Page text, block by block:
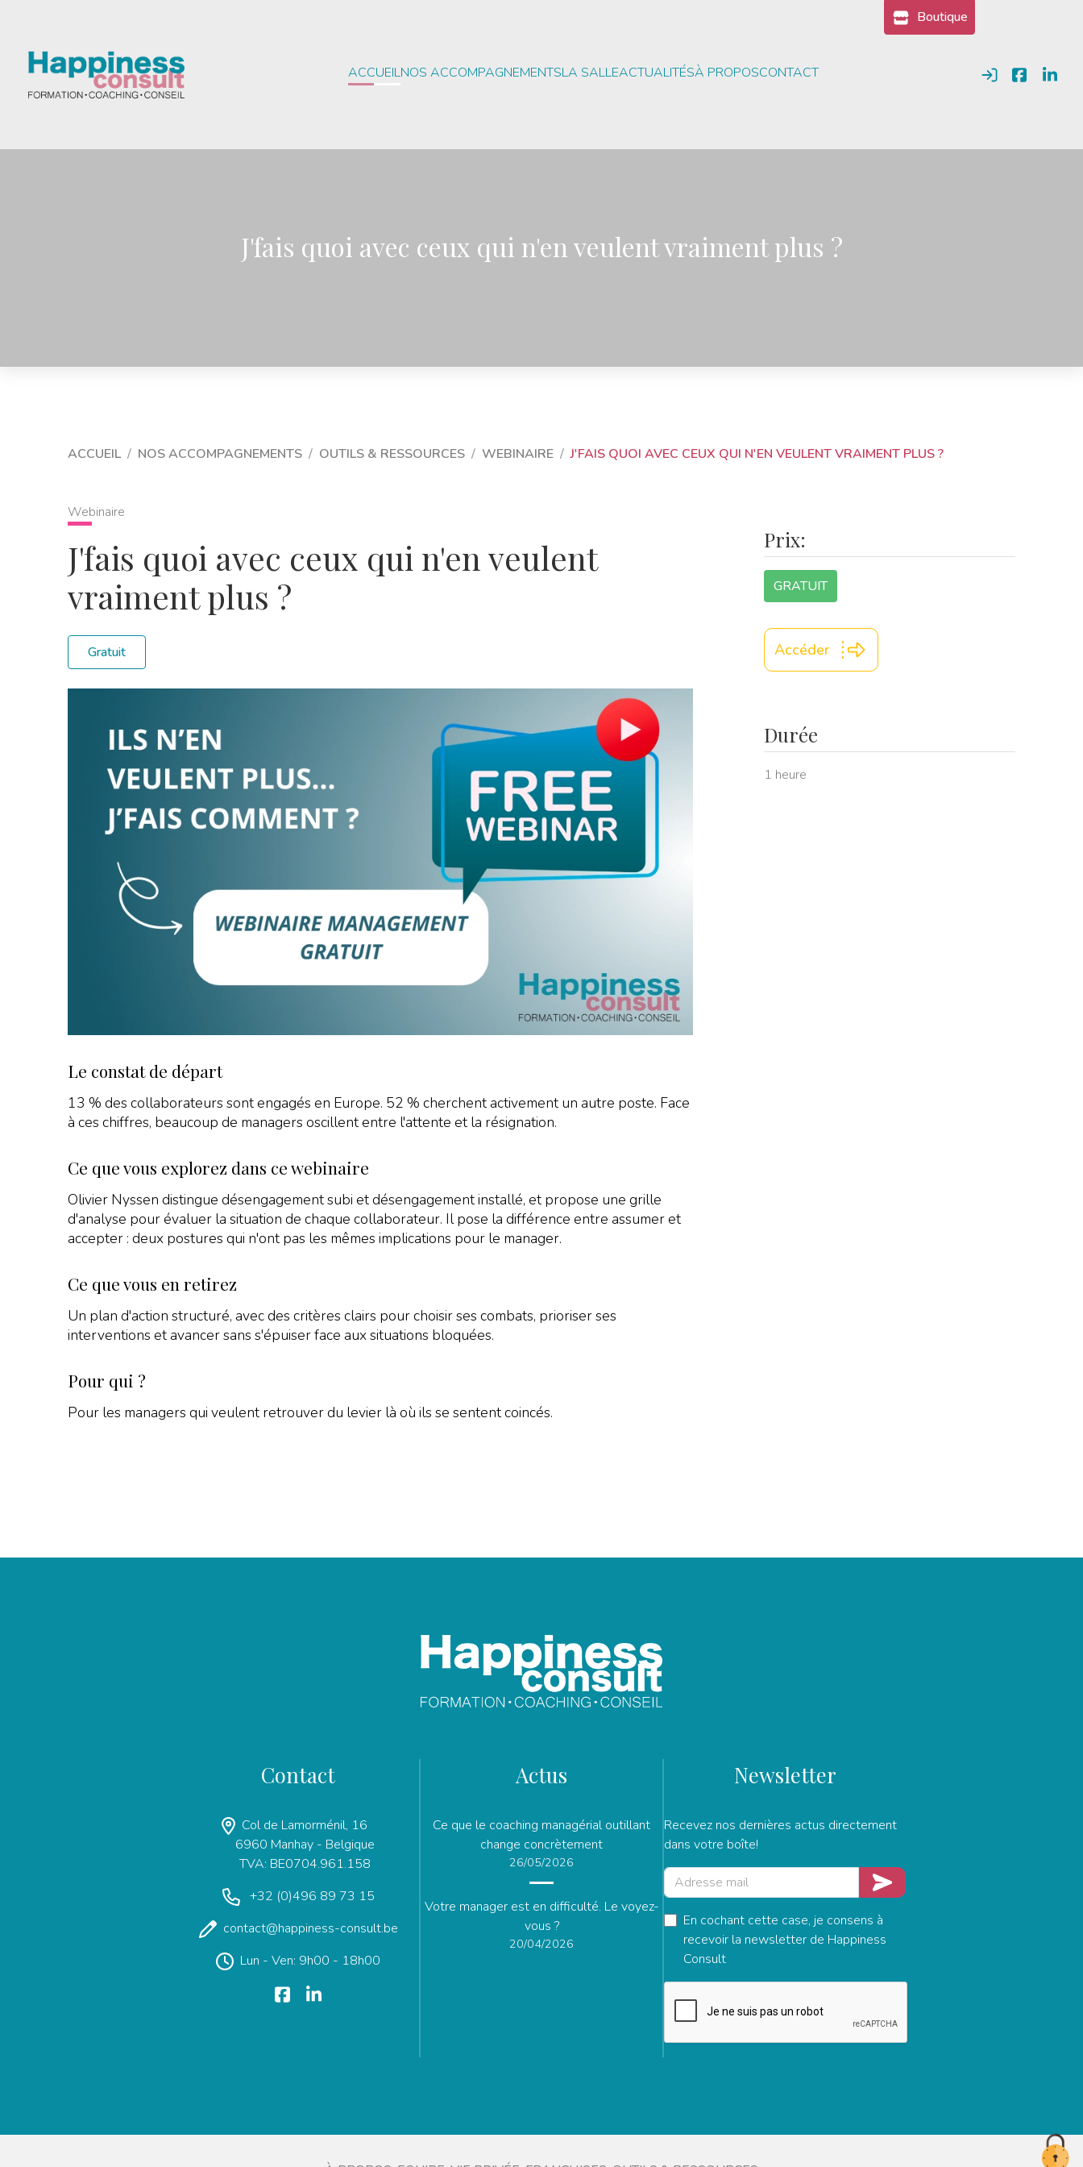
Boutique
ACCUEILNOS ACCOMPAGNEMENTSLA SALLEACTUALITÉSÀ PROPOSCONTACT Se connecter
J'fais quoi avec ceux qui n'en veulent vraiment plus ?
ACCUEIL NOS ACCOMPAGNEMENTS OUTILS & RESSOURCES WEBINAIRE J'FAIS QUOI AVEC CEUX QUI N'EN VEULENT VRAIMENT PLUS ?
Webinaire
J'fais quoi avec ceux qui n'en veulent
vraiment plus ?
Gratuit
Le constat de départ
13 % des collaborateurs sont engagés en Europe. 52 % cherchent activement un autre poste. Face
à ces chiffres, beaucoup de managers oscillent entre l'attente et la résignation.
Ce que vous explorez dans ce webinaire
Olivier Nyssen distingue désengagement subi et désengagement installé, et propose une grille
d'analyse pour évaluer la situation de chaque collaborateur. Il pose la différence entre assumer et
accepter : deux postures qui n'ont pas les mêmes implications pour le manager.
Ce que vous en retirez
Un plan d'action structuré, avec des critères clairs pour choisir ses combats, prioriser ses
interventions et avancer sans s'épuiser face aux situations bloquées.
Pour qui ?
Pour les managers qui veulent retrouver du levier là où ils se sentent coincés.
Prix:
GRATUIT
Accéder
Durée
1 heure
Contact
Col de Lamorménil, 16
6960 Manhay - Belgique
TVA: BE0704.961.158
+32 (0)496 89 73 15
contact@happiness-consult.be
Lun - Ven: 9h00 - 18h00
Actus
Ce que le coaching managérial outillant
change concrètement
26/05/2026
Votre manager est en difficulté. Le voyez-
vous ?
20/04/2026
Newsletter
Recevez nos dernières actus directement
dans votre boîte!
Je m'inscris
En cochant cette case, je consens à
recevoir la newsletter de Happiness
Consult